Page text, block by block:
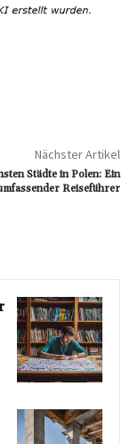
Nächster Artikel
Städte in Polen: Ein
Reiseführer